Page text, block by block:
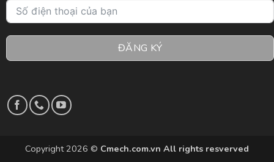
ĐĂNG KÝ
Copyright 2026 © Cmech.com.vn All rights resverved